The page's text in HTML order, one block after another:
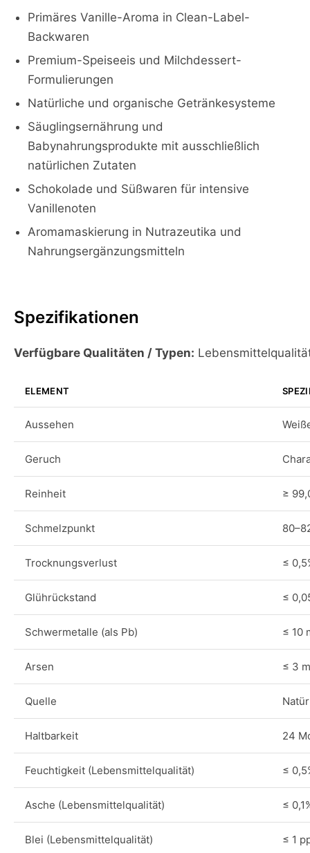
Primäres Vanille-Aroma in Clean-Label-
Backwaren
Premium-Speiseeis und Milchdessert-
Formulierungen
Natürliche und organische Getränkesysteme
Säuglingsernährung und
Babynahrungsprodukte mit ausschließlich
natürlichen Zutaten
Schokolade und Süßwaren für intensive
Vanillenoten
Aromamaskierung in Nutrazeutika und
Nahrungsergänzungsmitteln
Spezifikationen
Verfügbare Qualitäten / Typen:
ELEMENT
Aussehen
Geruch
Reinheit ≥
Schmelzpunkt
Trocknungsverlust ≤
Glührückstand ≤
Schwermetalle (als Pb) ≤ 10
Arsen ≤ 3
Quelle
Haltbarkeit 24
Feuchtigkeit (Lebensmittelqualität) ≤
Asche (Lebensmittelqualität) ≤
Blei (Lebensmittelqualität) ≤ 1